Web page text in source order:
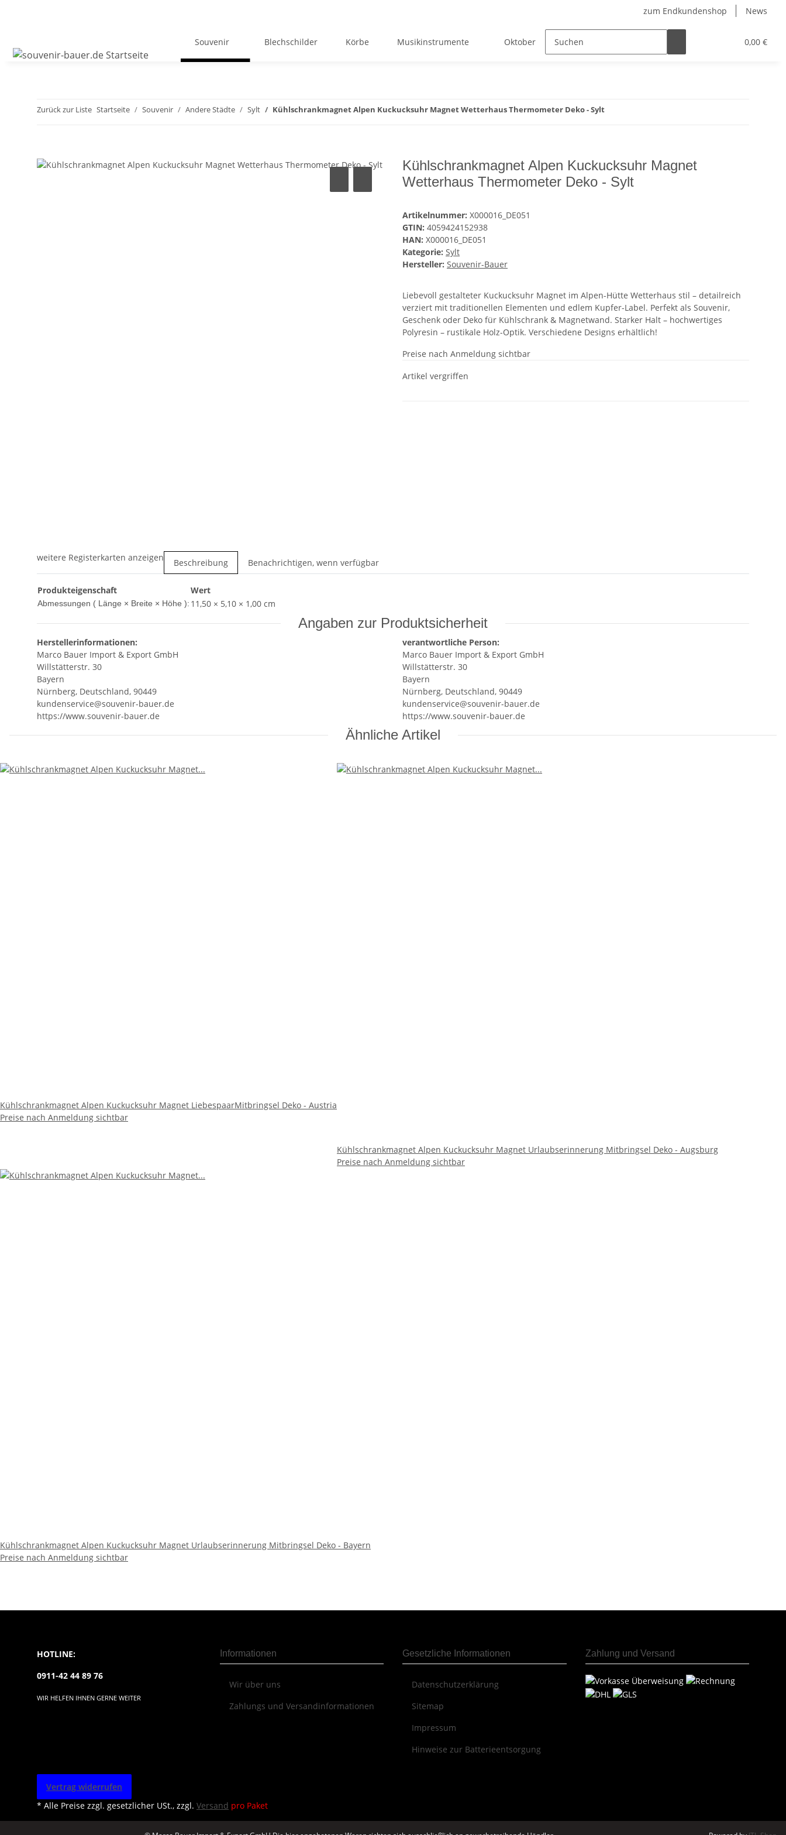
zum Endkundenshop News
0,00 €
Souvenir Blechschilder Körbe Musikinstrumente Oktoberfest
Zurück zur Liste Startseite Souvenir Andere Städte Sylt Kühlschrankmagnet Alpen Kuckucksuhr Magnet Wetterhaus Thermometer Deko - Sylt
Kühlschrankmagnet Alpen Kuckucksuhr Magnet
Wetterhaus Thermometer Deko - Sylt
Artikelnummer: X000016_DE051
GTIN: 4059424152938
HAN: X000016_DE051
Kategorie: Sylt
Hersteller: Souvenir-Bauer
Liebevoll gestalteter Kuckucksuhr Magnet im Alpen-Hütte Wetterhaus stil – detailreich
verziert mit traditionellen Elementen und edlem Kupfer-Label. Perfekt als Souvenir,
Geschenk oder Deko für Kühlschrank & Magnetwand. Starker Halt – hochwertiges
Polyresin – rustikale Holz-Optik. Verschiedene Designs erhältlich!
Preise nach Anmeldung sichtbar
Artikel vergriffen
weitere Registerkarten anzeigen Beschreibung Benachrichtigen, wenn verfügbar
Produkteigenschaft Wert
Abmessungen ( Länge × Breite × Höhe ): 11,50 × 5,10 × 1,00 cm
Angaben zur Produktsicherheit
Herstellerinformationen:
Marco Bauer Import & Export GmbH
Willstätterstr. 30
Bayern
Nürnberg, Deutschland, 90449
kundenservice@souvenir-bauer.de
https://www.souvenir-bauer.de
verantwortliche Person:
Marco Bauer Import & Export GmbH
Willstätterstr. 30
Bayern
Nürnberg, Deutschland, 90449
kundenservice@souvenir-bauer.de
https://www.souvenir-bauer.de
Ähnliche Artikel
Kühlschrankmagnet Alpen Kuckucksuhr Magnet LiebespaarMitbringsel Deko - Austria
Preise nach Anmeldung sichtbar
Kühlschrankmagnet Alpen Kuckucksuhr Magnet Urlaubserinnerung Mitbringsel Deko - Augsburg
Preise nach Anmeldung sichtbar
Kühlschrankmagnet Alpen Kuckucksuhr Magnet Urlaubserinnerung Mitbringsel Deko - Bayern
Preise nach Anmeldung sichtbar
HOTLINE:
0911-42 44 89 76
WIR HELFEN IHNEN GERNE WEITER
Informationen
Wir über uns
Zahlungs und Versandinformationen
Gesetzliche Informationen
Datenschutzerklärung
Sitemap
Impressum
Hinweise zur Batterieentsorgung
Zahlung und Versand
Vertrag widerrufen
* Alle Preise zzgl. gesetzlicher USt., zzgl. Versand pro Paket